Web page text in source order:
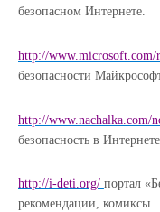
безопасном Интернете.
http://www.microsoft.com/
безопасности
http://www.nachalka.com/
безопасность в
http://i-deti.org/ портал
рекомендации, комиксы